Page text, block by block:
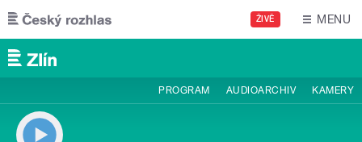
Přejít k hlavnímu obsahu
ŽIVĚ MENU
PROGRAM AUDIOARCHIV KAMERY